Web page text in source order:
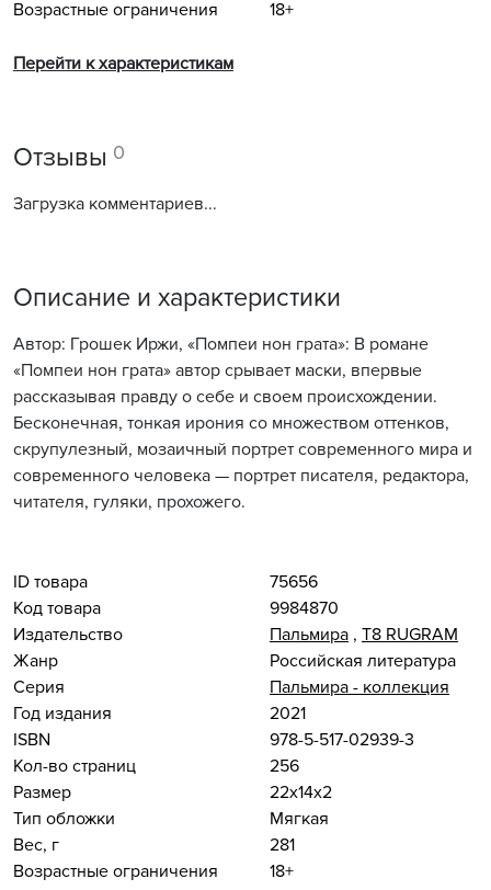
Возрастные ограничения
18+
Перейти к характеристикам
Отзывы 0
Загрузка комментариев...
Описание и характеристики
Автор: Грошек Иржи, «Помпеи нон грата»: В романе
«Помпеи нон грата» автор срывает маски, впервые
рассказывая правду о себе и своем происхождении.
Бесконечная, тонкая ирония со множеством оттенков,
скрупулезный, мозаичный портрет современного мира и
современного человека — портрет писателя, редактора,
читателя, гуляки, прохожего.
ID товара
75656
Код товара
9984870
Издательство
Пальмира , Т8 RUGRAM
Жанр
Российская литература
Серия
Пальмира - коллекция
Год издания
2021
ISBN
978-5-517-02939-3
Кол-во страниц
256
Размер
22x14x2
Тип обложки
Мягкая
Вес, г
281
Возрастные ограничения
18+